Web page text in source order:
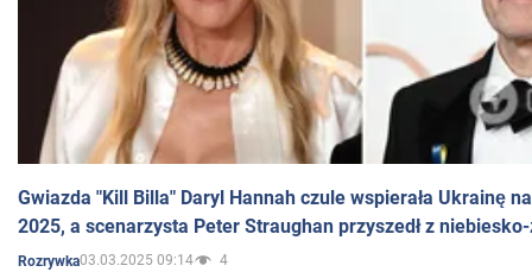
Gwiazda "Kill Billa" Daryl Hannah czule wspierała Ukrainę
2025, a scenarzysta Peter Straughan przyszedł z
Rozrywka03.03.2025 09:14 4